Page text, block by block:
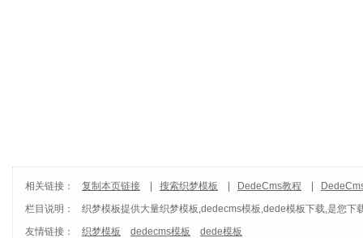
相关链接： 复制本页链接 搜索织梦模板 DedeCms教程
栏目说明：
织梦模板提供大量织梦模板,dedecms模板,dede模板下载,是您
友情链接：
织梦模板 dedecms模板 dede模板